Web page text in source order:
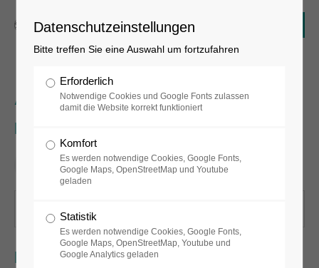
Ay-O, Biografie
Deutsch
English
Datenschutzeinstellungen
Bitte treffen Sie eine Auswahl um fortzufahren
Erforderlich
Notwendige Cookies und Google Fonts zulassen
damit die Website korrekt funktioniert
Komfort
Es werden notwendige Cookies, Google Fonts,
Google Maps, OpenStreetMap und Youtube
geladen
Statistik
Es werden notwendige Cookies, Google Fonts,
Google Maps, OpenStreetMap, Youtube und
Google Analytics geladen